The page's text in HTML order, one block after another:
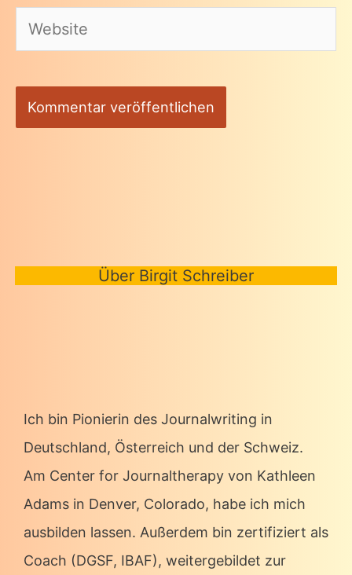
Website
Über Birgit Schreiber
Ich bin Pionierin des Journalwriting in
Deutschland, Österreich und der Schweiz.
Am Center for Journaltherapy von Kathleen
Adams in Denver, Colorado, habe ich mich
ausbilden lassen. Außerdem bin zertifiziert als
Coach (DGSF, IBAF), weitergebildet zur